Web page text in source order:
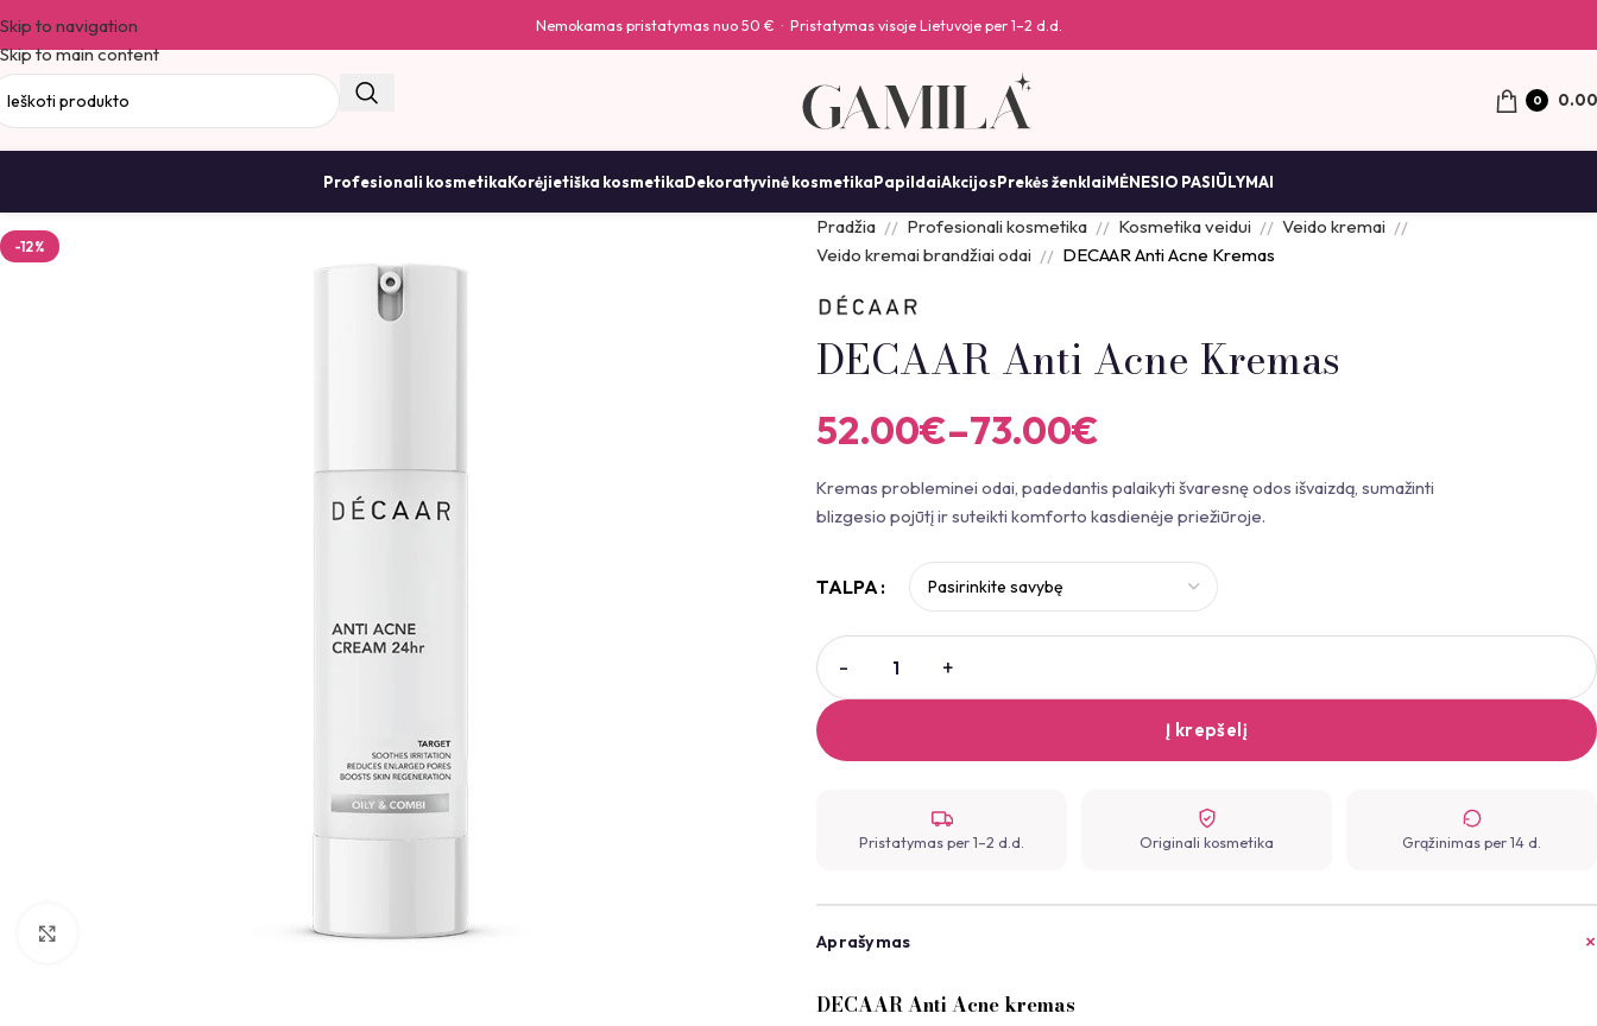
Skip to navigation
Skip to main content
Nemokamas pristatymas nuo 50 € · Pristatymas visoje Lietuvoje per 1–2 d.d.
0 0.00
Profesionali kosmetikaKorėjietiška kosmetikaDekoratyvinė kosmetikaPapildaiAkcijosPrekės ženklaiMĖNESIO PASIŪLYMAI
-12%
Pradžia Profesionali kosmetika Kosmetika veidui
Veido kremai
Veido kremai brandžiai odai
DECAAR Anti Acne Kremas
DECAAR Anti Acne Kremas
52.00€–73.00€
Kremas probleminei odai, padedantis palaikyti švaresnę odos išvaizdą, sumažinti
blizgesio pojūtį ir suteikti komforto kasdienėje priežiūroje.
TALPA
Į krepšelį
Pristatymas per 1–2 d.d. Originali kosmetika Grąžinimas per 14 d.
Aprašymas
DECAAR Anti Acne kremas